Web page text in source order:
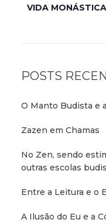
VIDA MONÁSTICA
POSTS
O Manto Budista e
Zazen em Chamas
No Zen, sendo
outras escolas
Entre a Leitura e o
A Ilusão do Eu e a